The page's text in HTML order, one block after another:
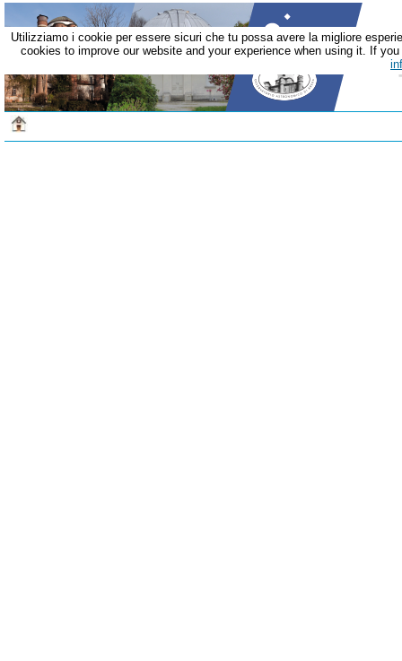
Utilizziamo i cookie per essere sicuri che tu possa avere la migliore
cookies to improve our website and your experience when using it. If